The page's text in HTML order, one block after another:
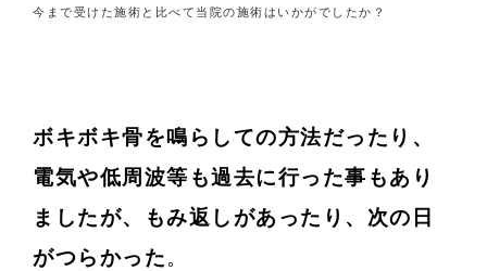
今まで受けた施術と比べて当院の施術はいかがでしたか？
ボキボキ骨を鳴らしての方法だったり、
電気や低周波等も過去に行った事もあり
ましたが、もみ返しがあったり、次の日
がつらかった。